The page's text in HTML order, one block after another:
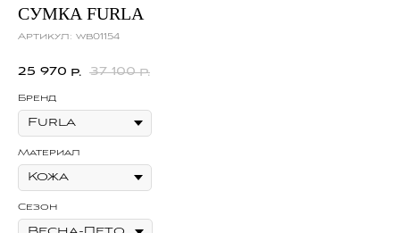
СУМКА FURLA
Артикул: wb01154
25 970 р. 37 100 р.
Бренд
Материал
Сезон